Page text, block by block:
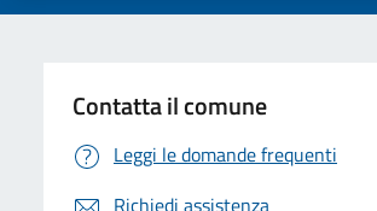
Contatta il comune
Leggi le domande frequenti
Richiedi assistenza